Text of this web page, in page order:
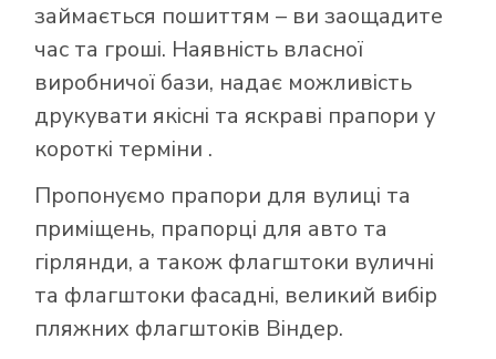
займається пошиттям – ви заощадите
час та гроші. Наявність власної
виробничої бази, надає можливість
друкувати якісні та яскраві прапори у
короткі терміни .
Пропонуємо прапори для вулиці та
приміщень, прапорці для авто та
гірлянди, а також флагштоки вуличні
та флагштоки фасадні, великий вибір
пляжних флагштоків Віндер.